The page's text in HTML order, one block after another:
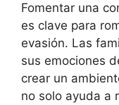
Fomentar una
es clave para
evasión. Las
sus emociones
crear un
no solo ayuda a